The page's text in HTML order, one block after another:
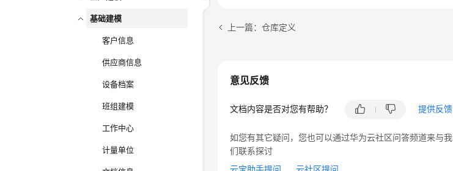
基础建模
客户信息
供应商信息
设备档案
班组建模
工作中心
计量单位
上一篇：仓库定义
意见反馈
文档内容是否对您有帮助？ 提供反馈
如您有其它疑问，您也可以通过华为云社区问答频道来与我
们联系探讨
云宝助手提问
云社区提问